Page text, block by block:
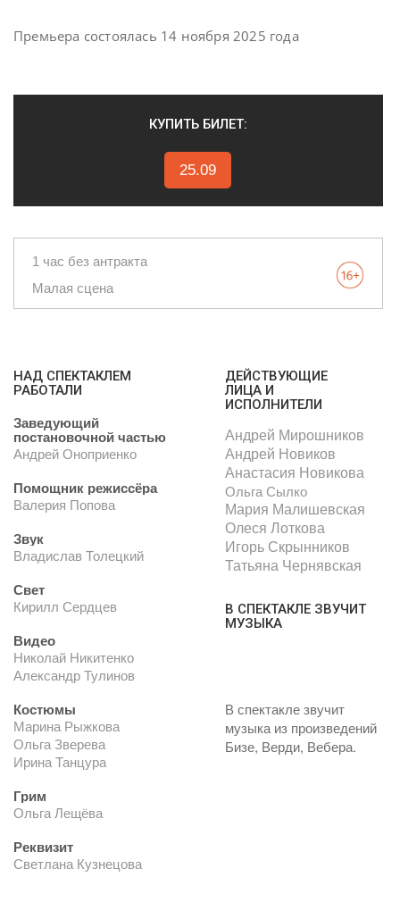
Премьера состоялась 14 ноября 2025 года
КУПИТЬ БИЛЕТ:
25.09
1 час без антракта
Малая сцена
НАД СПЕКТАКЛЕМ
РАБОТАЛИ
Заведующий
постановочной частью
Андрей Оноприенко
Помощник режиссёра
Валерия Попова
Звук
Владислав Толецкий
Свет
Кирилл Сердцев
Видео
Николай Никитенко
Александр Тулинов
Костюмы
Марина Рыжкова
Ольга Зверева
Ирина Танцура
Грим
Ольга Лещёва
Реквизит
Светлана Кузнецова
ДЕЙСТВУЮЩИЕ
ЛИЦА И
ИСПОЛНИТЕЛИ
Андрей Мирошников
Андрей Новиков
Анастасия Новикова
Ольга Сылко
Мария Малишевская
Олеся Лоткова
Игорь Скрынников
Татьяна Чернявская
В СПЕКТАКЛЕ ЗВУЧИТ
МУЗЫКА
В спектакле звучит
музыка из произведений
Бизе, Верди, Вебера.